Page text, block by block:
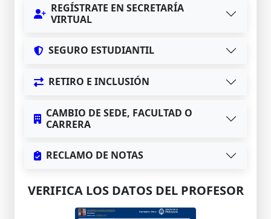
REGÍSTRATE EN SECRETARÍA
VIRTUAL
SEGURO ESTUDIANTIL
RETIRO E INCLUSIÓN
CAMBIO DE SEDE, FACULTAD O
CARRERA
RECLAMO DE NOTAS
VERIFICA LOS DATOS DEL PROFESOR